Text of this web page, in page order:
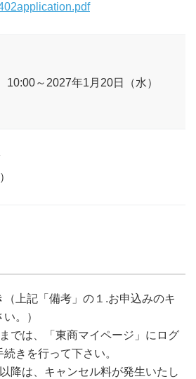
10:00～2027年1月20日（水）
（上記「備考」の１.お申込みのキ
。）
では、「東商マイページ」にログ
きを行って下さい。
降は、キャンセル料が発生いたし